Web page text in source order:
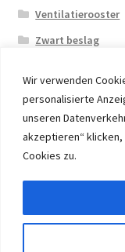
Wir verwenden
personalisierte
unseren
akzeptieren“
Cookies zu.
Ventilatierooster
Zwart beslag
© 2026 Eruon